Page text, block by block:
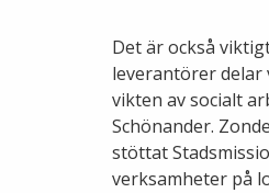
Det är också
leverantörer
vikten av socialt
Schönander.
stöttat
verksamheter på